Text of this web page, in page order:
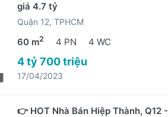
giá 4.7 tỷ
Quận 12, TPHCM
60 m2 4 PN 4 WC
4 tỷ 700 triệu
17/04/2023
👉 HOT Nhà Bán Hiệp Thành, Q12